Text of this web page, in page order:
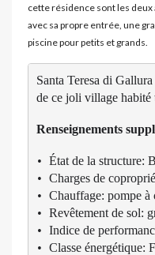
cette résidence sont les
avec sa propre entrée, une
piscine pour petits et grands.
Santa Teresa di
Renseignements
• État de la structure:
• Charges de
• Chauffage: pompe à
• Revêtement de sol:
• Indice de
• Classe énergétique: F